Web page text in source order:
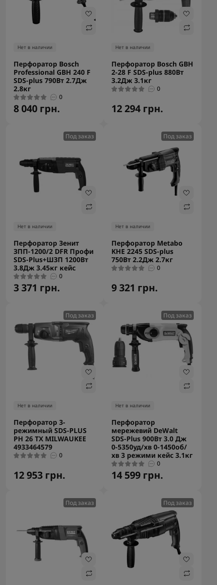
Нет в наличии
Перфоратор Bosch
Professional GBH 240 F
SDS-plus 790Вт 2.7Дж
2.8кг
0
8 040 грн.
Нет в наличии
Перфоратор Bosch GBH
2-28 F SDS-plus 880Вт
3.2Дж 3.1кг
0
12 294 грн.
Под заказ
Нет в наличии
Перфоратор Зенит
ЗПП-1200/2 DFR Профи
SDS-Plus+ШЗП 1200Вт
3.8Дж 3.45кг кейс
0
3 371 грн.
Под заказ
Нет в наличии
Перфоратор Metabo
KHE 2245 SDS-plus
750Вт 2.2Дж 2.7кг
0
9 321 грн.
Под заказ
Нет в наличии
Перфоратор 3-
режимный SDS-PLUS
PH 26 TX MILWAUKEE
4933464579
0
12 953 грн.
Под заказ
Нет в наличии
Перфоратор
мережевий DeWalt
SDS-Plus 900Вт 3.0 Дж
0-5350уд/хв 0-1450об/
хв 3 режими кейс 3.1кг
0
14 599 грн.
Под заказ Под заказ